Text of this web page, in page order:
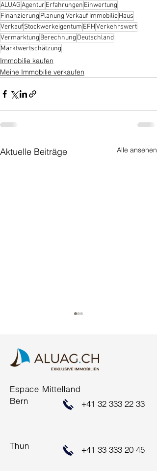
ALUAGAgentur Erfahrungen Einwertung
Finanzierung Planung Verkauf ImmobilieHaus
VerkaufStockwerkeigentum EFHVerkehrswert
Vermarktung Berechnung Deutschland
Marktwertschätzung
Immobilie kaufen
Meine Immobilie verkaufen
Aktuelle Beiträge Alle ansehen
ERFOLGREICHER
VERKAUF
Espace Mittelland
Bern +41 32 333 22 33
Thun
+41 33 333 20 45